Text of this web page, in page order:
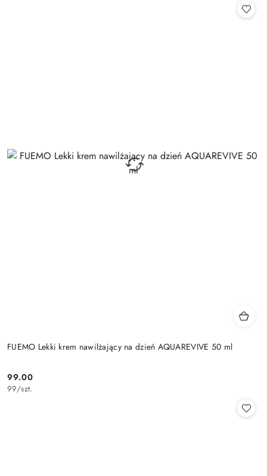
FUEMO Lekki krem nawilżający na dzień AQUAREVIVE 50 ml
Cena:
99.00
99/szt.